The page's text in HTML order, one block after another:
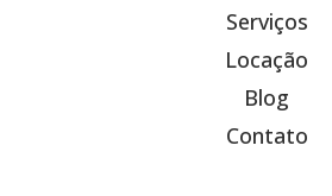
Serviços
Locação
Blog
Contato